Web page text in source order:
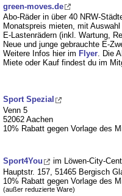
green-moves.de
Abo-Räder in über 40 NRW-
Monatspreis mieten, mit
E-Lastenrädern (inkl. Wartung,
Neue und junge gebrauchte E-
Weitere Infos hier im Flyer. Die
Miete oder Kauf findest du im
Sport Spezial
Venn 5
52062 Aachen
10% Rabatt gegen Vorlage des
Sport4You
im Löwen-City-
Hauptstr. 157, 51465 Bergisch
10% Rabatt gegen Vorlage des
(außer reduzierte Ware)